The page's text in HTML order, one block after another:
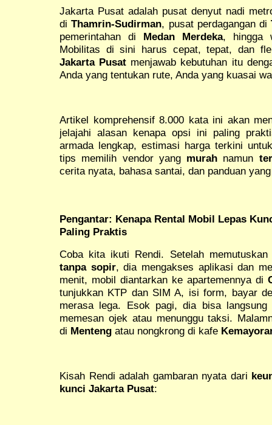
Jakarta Pusat adalah pusat denyut nadi
diThamrin-Sudirman, pusat perdagangan di
pemerintahan di Medan Merdeka, hingga
Mobilitas di sini harus cepat, tepat, dan
Jakarta Pusat menjawab kebutuhan itu
Anda yang tentukan rute, Anda yang kuasai
Artikel komprehensif 8.000 kata ini akan
jelajahi alasan kenapa opsi ini paling
armada lengkap, estimasi harga terkini
tips memilih vendor yang murah namun
cerita nyata, bahasa santai, dan panduan
Pengantar: Kenapa Rental Mobil Lepas
Paling Praktis
Coba kita ikuti Rendi. Setelah
tanpa sopir, dia mengakses aplikasi dan
menit, mobil diantarkan ke apartemennya di
tunjukkan KTP dan SIM A, isi form, bayar
merasa lega. Esok pagi, dia bisa
memesan ojek atau menunggu taksi.
di Menteng atau nongkrong di kafe
Kisah Rendi adalah gambaran nyata dari
kunci Jakarta Pusat: